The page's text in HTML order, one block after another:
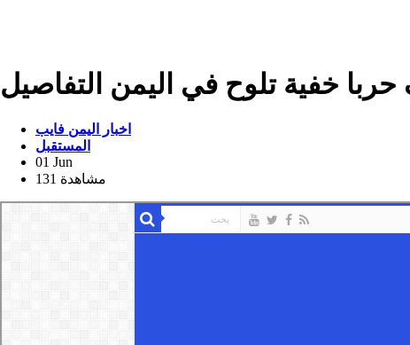
خفية تلوح في اليمن التفاصيل
اخبار اليمن فايب
المستقبل
01 Jun
131 مشاهدة